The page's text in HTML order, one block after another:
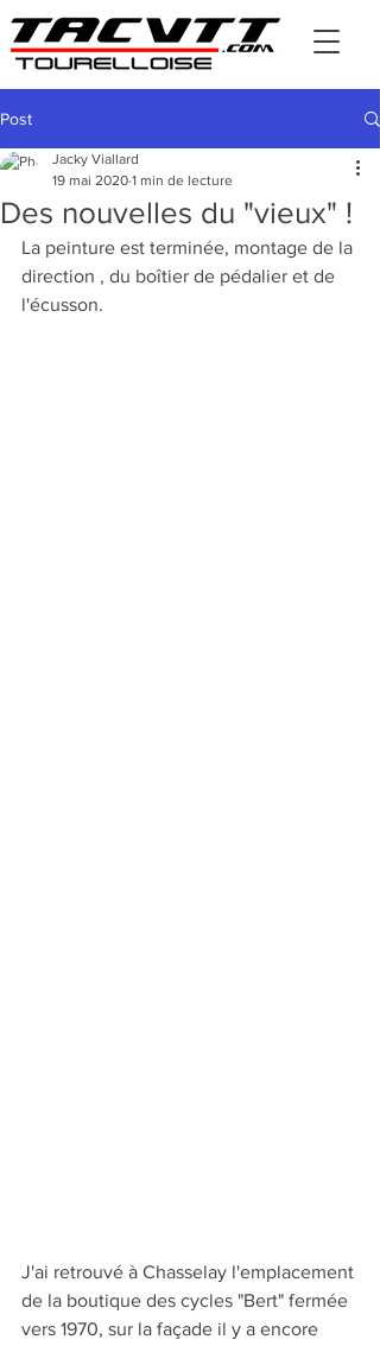
Post
Des nouvelles du "vieux" !
Jacky Viallard
19 mai 2020 1 min de lecture
La peinture est terminée, montage de la
direction , du boîtier de pédalier et de
l'écusson.
J'ai retrouvé à Chasselay l'emplacement
de la boutique des cycles "Bert" fermée
vers 1970, sur la façade il y a encore